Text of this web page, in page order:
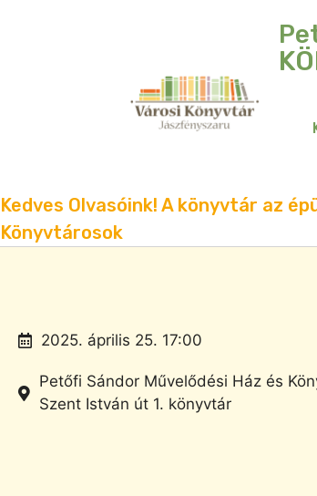
Kedves Olvasóink! A könyvtár az
Könyvtárosok
2025. április 25. 17:00
Petőfi Sándor Művelődési Ház és
Szent István út 1. könyvtár